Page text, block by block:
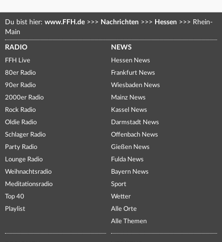
Du bist hier: www.FFH.de >>> Nachrichten >>> Hessen >>> Rhein-
Main
RADIO
FFH Live
80er Radio
90er Radio
2000er Radio
Rock Radio
Oldie Radio
Schlager Radio
Party Radio
Lounge Radio
Weihnachtsradio
Meditationsradio
Top 40
Playlist
NEWS
Hessen News
Frankfurt News
Wiesbaden News
Mainz News
Kassel News
Darmstadt News
Offenbach News
Gießen News
Fulda News
Bayern News
Sport
Wetter
Alle Orte
Alle Themen